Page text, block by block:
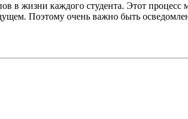
в жизни каждого студента. Этот
Поэтому очень важно быть